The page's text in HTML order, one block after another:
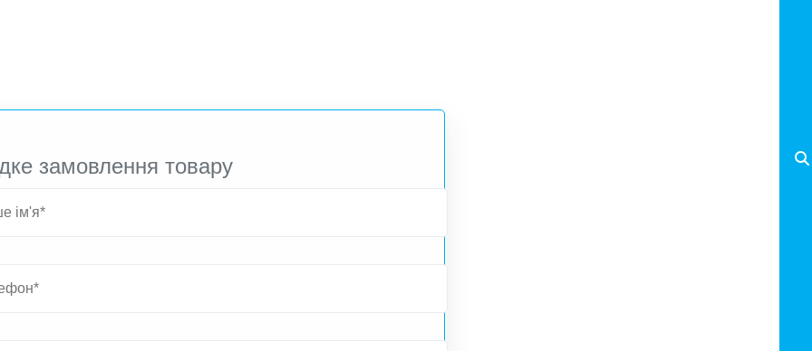
замовлення товару